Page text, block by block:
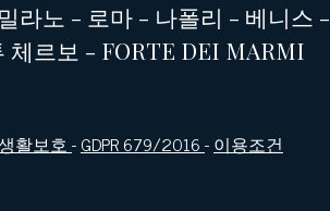
밀라노 - 로마- 나폴리 - 베니스 -
체르보 - FORTE DEI MARMI
활보호-GDPR 679/2016-이용조건